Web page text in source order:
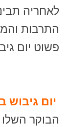
לאחריה
התרבות
פשוט יום
יום גיבוש
הבוקר